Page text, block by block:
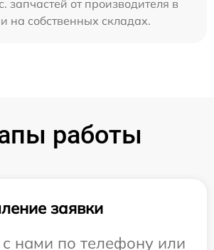
запчастей от производителя в
на собственных складах.
работы
заявки
нами по телефону или